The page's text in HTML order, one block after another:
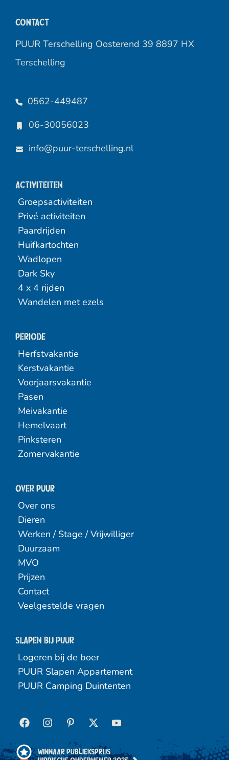
Contact
PUUR Terschelling Oosterend 39 8897 HX
Terschelling
0562-449487
06-30056023
info@puur-terschelling.nl
Activiteiten
Groepsactiviteiten
Privé activiteiten
Paardrijden
Huifkartochten
Wadlopen
Dark Sky
4 x 4 rijden
Wandelen met ezels
Periode
Herfstvakantie
Kerstvakantie
Voorjaarsvakantie
Pasen
Meivakantie
Hemelvaart
Pinksteren
Zomervakantie
Over PUUR
Over ons
Dieren
Werken / Stage / Vrijwilliger
Duurzaam
MVO
Prijzen
Contact
Veelgestelde vragen
Slapen bij puur
Logeren bij de boer
PUUR Slapen Appartement
PUUR Camping Duintenten
Winnaar Publieksprijs